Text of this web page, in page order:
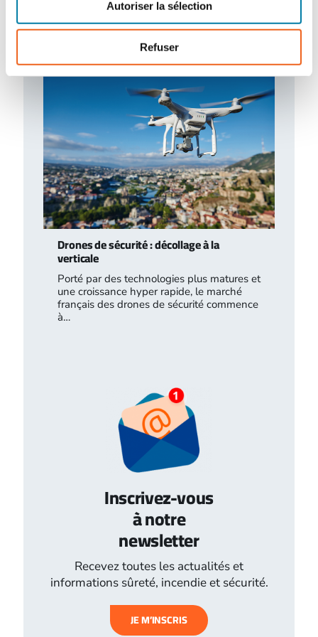
Autoriser la sélection
Refuser
traitement des déchets liquides dans
certaines installations relevant des
rubriques 2790 (traitement…
Drones de sécurité : décollage à la
verticale
Porté par des technologies plus matures et
une croissance hyper rapide, le marché
français des drones de sécurité commence
à…
Inscrivez-vous
à notre
newsletter
Recevez toutes les actualités et
informations sûreté, incendie et sécurité.
JE M’INSCRIS